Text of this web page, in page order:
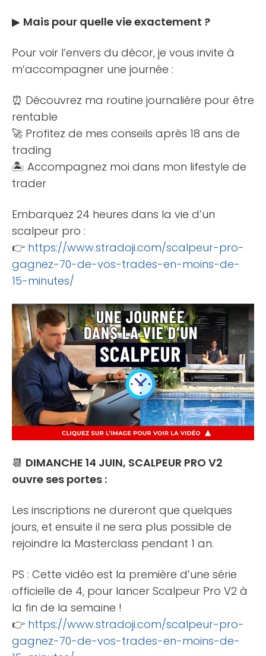
▶ Mais pour quelle vie exactement ?
Pour voir l’envers du décor, je vous invite à
m’accompagner une journée :
⏰ Découvrez ma routine journalière pour être
rentable
🚀 Profitez de mes conseils après 18 ans de
trading
🏝 Accompagnez moi dans mon lifestyle de
trader
Embarquez 24 heures dans la vie d’un
scalpeur pro :
👉 https://www.stradoji.com/scalpeur-pro-
gagnez-70-de-vos-trades-en-moins-de-
15-minutes/
📆 DIMANCHE 14 JUIN, SCALPEUR PRO V2
ouvre ses portes :
Les inscriptions ne dureront que quelques
jours, et ensuite il ne sera plus possible de
rejoindre la Masterclass pendant 1 an.
PS : Cette vidéo est la première d’une série
officielle de 4, pour lancer Scalpeur Pro V2 à
la fin de la semaine !
👉 https://www.stradoji.com/scalpeur-pro-
gagnez-70-de-vos-trades-en-moins-de-